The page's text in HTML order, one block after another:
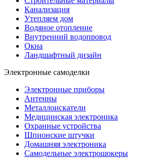
Канализация
Утепляем дом
Водяное отопление
Внутренний водопровод
Окна
Ландшафтный дизайн
Электронные самоделки
Электронные приборы
Антенны
Металлоискатели
Медицинская электроника
Охранные устройства
Шпионские штучки
Домашняя электроника
Самодельные электрошокеры